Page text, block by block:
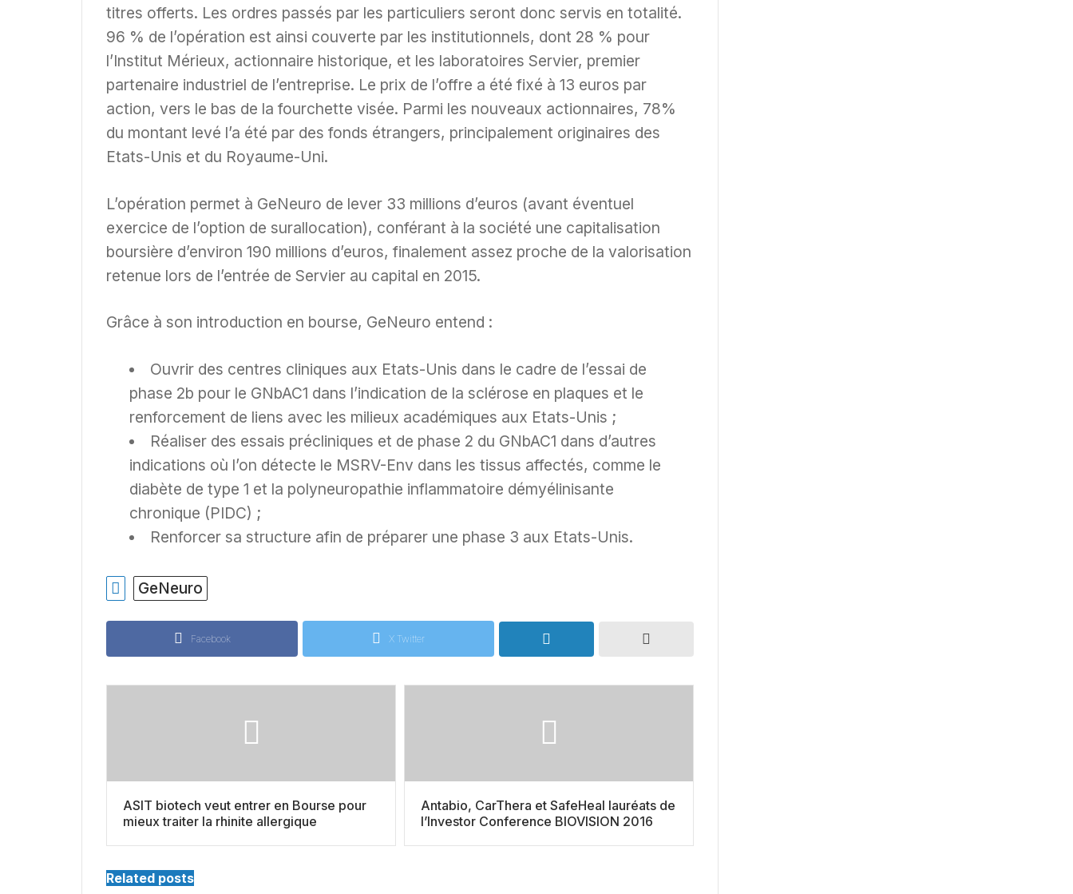
titres offerts. Les ordres passés par les particuliers seront donc servis en totalité.
96 % de l’opération est ainsi couverte par les institutionnels, dont 28 % pour
l’Institut Mérieux, actionnaire historique, et les laboratoires Servier, premier
partenaire industriel de l’entreprise. Le prix de l’offre a été fixé à 13 euros par
action, vers le bas de la fourchette visée. Parmi les nouveaux actionnaires, 78%
du montant levé l’a été par des fonds étrangers, principalement originaires des
Etats-Unis et du Royaume-Uni.
L’opération permet à GeNeuro de lever 33 millions d’euros (avant éventuel
exercice de l’option de surallocation), conférant à la société une capitalisation
boursière d’environ 190 millions d’euros, finalement assez proche de la valorisation
retenue lors de l’entrée de Servier au capital en 2015.
Grâce à son introduction en bourse, GeNeuro entend :
Ouvrir des centres cliniques aux Etats-Unis dans le cadre de l’essai de
phase 2b pour le GNbAC1 dans l’indication de la sclérose en plaques et le
renforcement de liens avec les milieux académiques aux Etats-Unis ;
Réaliser des essais précliniques et de phase 2 du GNbAC1 dans d’autres
indications où l’on détecte le MSRV-Env dans les tissus affectés, comme le
diabète de type 1 et la polyneuropathie inflammatoire démyélinisante
chronique (PIDC) ;
Renforcer sa structure afin de préparer une phase 3 aux Etats-Unis.
GeNeuro
Facebook X Twitter
ASIT biotech veut entrer en Bourse pour
mieux traiter la rhinite allergique
Antabio, CarThera et SafeHeal lauréats de
l’Investor Conference BIOVISION 2016
Related posts